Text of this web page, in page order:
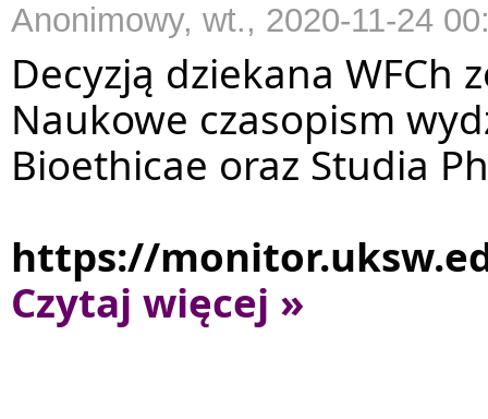
Anonimowy, wt., 2020-11-24
Decyzją dziekana WFCh
Naukowe czasopism
Bioethicae oraz Studia
https://
Czytaj więcej »